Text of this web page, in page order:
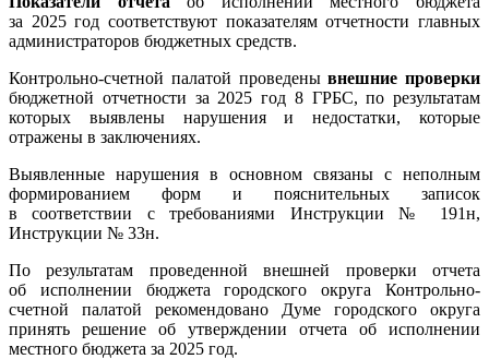
за 2025 год соответствуют показателям отчетности главных
администраторов бюджетных средств.
Контрольно-счетной палатой проведенывнешние проверки
бюджетной отчетности за 2025 год 8 ГРБС, по результатам
которых выявлены нарушения и недостатки, которые
отражены в заключениях.
Выявленные нарушения в основном связаны с неполным
формированием форм и пояснительных записок
в соответствии с требованиями Инструкции № 191н,
Инструкции № 33н.
По результатам проведенной внешней проверки отчета
об исполнении бюджета городского округа Контрольно-
счетной палатой рекомендовано Думе городского округа
принять решение об утверждении отчета об исполнении
местного бюджета за 2025 год.